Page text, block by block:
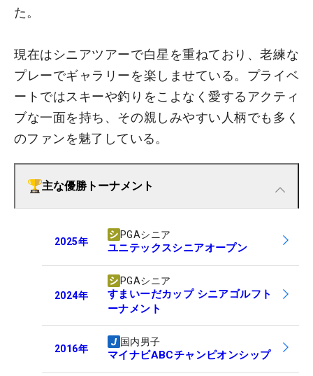
た。
現在はシニアツアーで白星を重ねており、老練な
プレーでギャラリーを楽しませている。プライベ
ートではスキーや釣りをこよなく愛するアクティ
ブな一面を持ち、その親しみやすい人柄でも多く
のファンを魅了している。
主な優勝トーナメント
2025年
PGAシニア
ユニテックスシニアオープン
2024年
PGAシニア
すまいーだカップ シニアゴルフト
ーナメント
2016年
国内男子
マイナビABCチャンピオンシップ